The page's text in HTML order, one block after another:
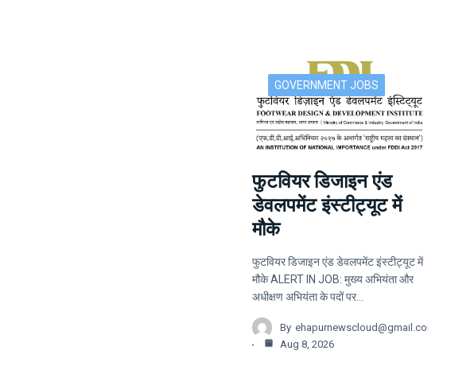
GOVERNMENT JOBS
फुटवियर डिजाइन एंड
डेवलपमेंट इंस्टीट्यूट में
मौके
फुटवियर डिजाइन एंड डेवलपमेंट इंस्टीट्यूट में
मौके ALERT IN JOB: मुख्य अभियंता और
अधीक्षण अभियंता के पदों पर…
By ehapurnewscloud@gmail.com
Aug 8, 2026